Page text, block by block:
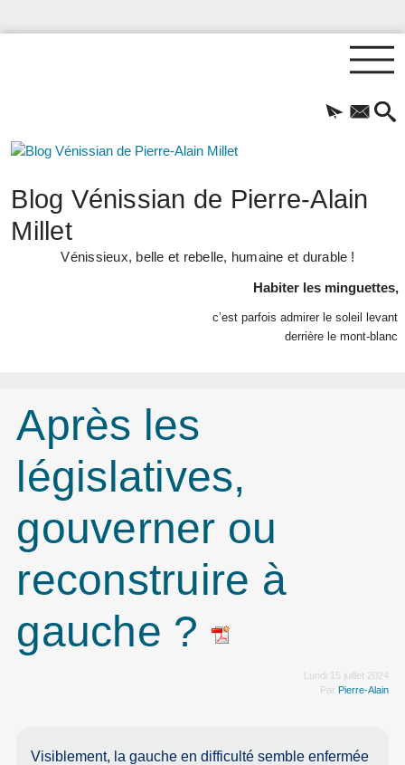
Blog Vénissian de Pierre-Alain
Millet
Vénissieux, belle et rebelle, humaine et durable !
Habiter les minguettes,
c’est parfois admirer le soleil levant
derrière le mont-blanc
Après les
législatives,
gouverner ou
reconstruire à
gauche ?
Lundi 15 juillet 2024
Par Pierre-Alain
Visiblement, la gauche en difficulté semble enfermée